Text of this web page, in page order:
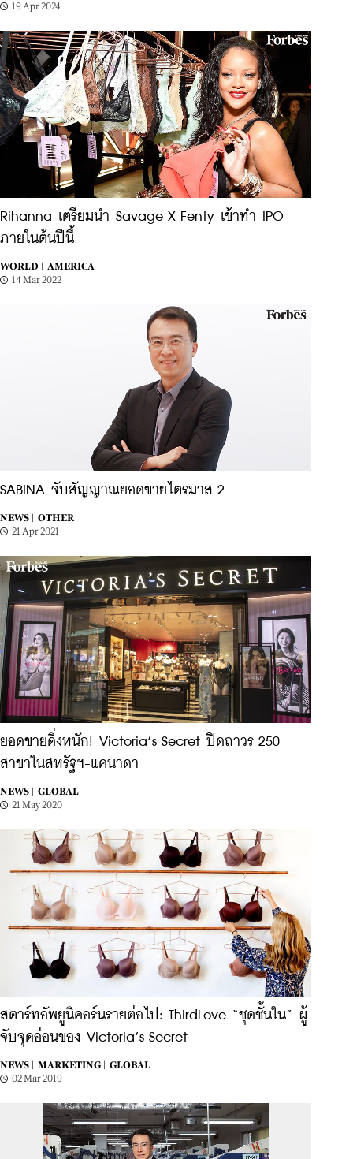
19 Apr 2024
Rihanna เตรียมนำ Savage X Fenty เข้าทำ IPO
ภายในต้นปีนี้
WORLD |
AMERICA
14 Mar 2022
SABINA จับสัญญาณยอดขายไตรมาส 2
NEWS |
OTHER
21 Apr 2021
ยอดขายดิ่งหนัก! Victoria’s Secret ปิดถาวร 250
สาขาในสหรัฐฯ-แคนาดา
NEWS |
GLOBAL
21 May 2020
สตาร์ทอัพยูนิคอร์นรายต่อไป: ThirdLove “ชุดชั้นใน” ผู้
จับจุดอ่อนของ Victoria’s Secret
NEWS | MARKETING |
GLOBAL
02 Mar 2019